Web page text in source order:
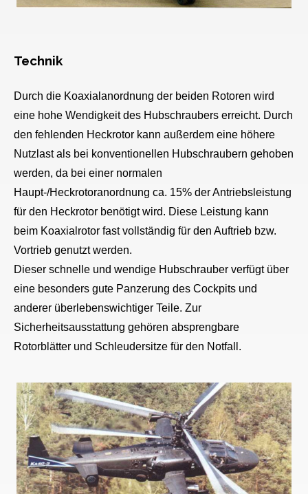
Technik
Durch die Koaxialanordnung der beiden Rotoren wird
eine hohe Wendigkeit des Hubschraubers erreicht. Durch
den fehlenden Heckrotor kann außerdem eine höhere
Nutzlast als bei konventionellen Hubschraubern gehoben
werden, da bei einer normalen
Haupt-/Heckrotoranordnung ca. 15% der Antriebsleistung
für den Heckrotor benötigt wird. Diese Leistung kann
beim Koaxialrotor fast vollständig für den Auftrieb bzw.
Vortrieb genutzt werden.
Dieser schnelle und wendige Hubschrauber verfügt über
eine besonders gute Panzerung des Cockpits und
anderer überlebenswichtiger Teile. Zur
Sicherheitsausstattung gehören absprengbare
Rotorblätter und Schleudersitze für den Notfall.